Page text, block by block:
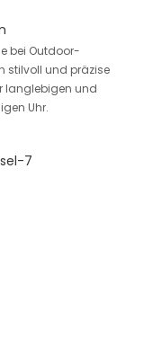
bei Outdoor-
stilvoll und präzise
langlebigen und
Uhr.